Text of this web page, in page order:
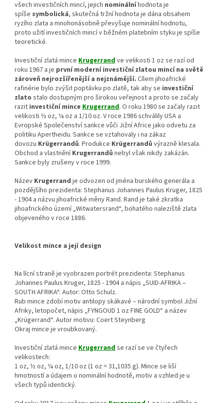
všech investičních mincí, jejich nominálníhodnota je
spíše symbolická, skutečná tržní hodnota je dána obsahem
ryzího zlata a mnohonásobně převyšuje nominální hodnotu,
proto užití investičních mincí v běžném platebním styku je spíše
teoretické.
Investiční zlatá mince Krugerrand ve velikosti 1 oz se razí od
roku 1967 a je první moderní investiční zlatou mincí na světě
zároveň nejrozšířenější a nejznámější. Cílem jihoafrické
rafinérie bylo zvýšit poptávku po zlatě, tak aby se investiční
zlato stalo dostupným pro širokou veřejnost a proto se začaly
razit investiční mince Krugerrand. O roku 1980 se začaly razit
velikosti ½ oz, ¼ oz a 1/10 oz. V roce 1986 schválily USA a
Evropské Společenství sankce vůči Jižní Africe jako odvetu za
politiku Apertheidu. Sankce se vztahovaly i na zákaz
dovozu Krügerrandů. Produkce Krügerrandů výrazně klesala.
Obchod a vlastněníKrugerrandů nebyl však nikdy zakázán.
Sankce byly zrušeny v roce 1999.
Název Krugerrand je odvozen od jména burského generála a
pozdějšího prezidenta: Stephanus Johannes Paulus Kruger, 1825
- 1904 a názvu jihoafrické měny Rand. Rand je také zkratka
jihoafrického území „Witwatersrand“, bohatého naleziště zlata
objeveného v roce 1886.
Velikost mince a její design
Na lícní straně je vyobrazen portrét prezidenta: Stephanus
Johannes Paulus Kruger, 1825 - 1904 a nápis „SUID-AFRIKA –
SOUTH AFRIKA“. Autor: Otto Schulz.
Rub mince zdobí motiv antilopy skákavé – národní symbol Jižní
Afriky, letopočet, nápis „FYNGOUD 1 oz FINE GOLD“ a název
„Krügerrand“. Autor motivu: Coert Steynberg
Okraj mince je vroubkovaný.
Investiční zlatá mince Krugerrand se razí se ve čtyřech
velikostech:
1 oz, ½ oz, ¼ oz, 1/10 oz (1 oz = 31,1035 g). Mince se liší
hmotností a údajem o nominální hodnotě, motiv a vzhled je u
všech typů identický.